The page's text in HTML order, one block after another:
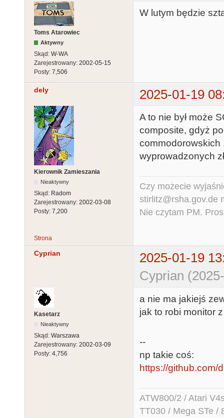
Toms Atarowiec
Aktywny
Skąd: W-WA
Zarejestrowany: 2002-05-15
Posty: 7,506
W lutym będzie
dely 2025-01-19
Kierownik Zamieszania
Nieaktywny
Skąd: Radom
Zarejestrowany: 2002-03-08
Posty: 7,200
A to nie był może
composite, gdyż
commodorowskich
wyprowadzonych
Czy możecie
stirlitz@rsha.gov.de
Nie czytam PM.
Strona
Cyprian
2025-01-19
Cyprian
Kasetarz
Nieaktywny
Skąd: Warszawa
Zarejestrowany: 2002-03-09
Posty: 4,756
a nie ma jakiejś
jak to robi monitor
--
np takie coś:
https://github.com/
ATW800/2 / Atari
TT030 / Mega STe /